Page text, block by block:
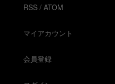
RSS /ATOM
マイアカウント
会員登録